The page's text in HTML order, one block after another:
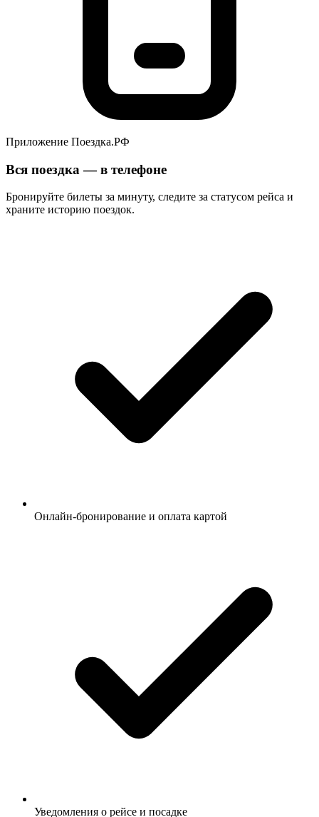
Приложение Поездка.РФ
Вся поездка — в телефоне
Бронируйте билеты за минуту, следите за статусом рейса и
храните историю поездок.
Онлайн-бронирование и оплата картой
Уведомления о рейсе и посадке